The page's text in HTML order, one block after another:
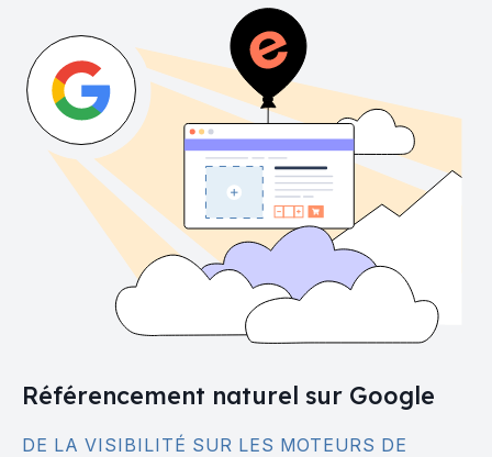
Référencement naturel sur Google
DE LA VISIBILITÉ SUR LES MOTEURS DE